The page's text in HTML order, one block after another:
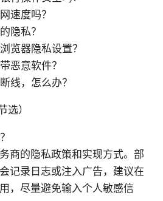
速度吗？
隐私？
览器隐私设置？
恶意软件？
线，怎么办？
选）
商的隐私政策和实现方式。部
记录日志或注入广告，建议在
，尽量避免输入个人敏感信